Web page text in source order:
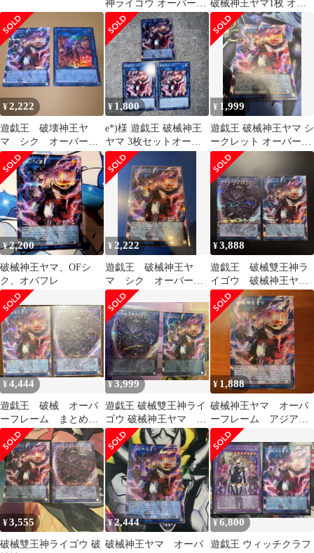
神ライゴウ オーバーフ
レーム
破械神王ヤマ1枚 オー
バーフレーム シークレ
ット
¥2,222
遊戯王 破壊神王ヤ
マ シク オーバーフ
レームシク
¥1,800
e*)様 遊戯王 破械神王
ヤマ 3枚セットオーバ
ーフレーム
¥ 1,999
遊戯王 破械神王ヤマ シ
ークレット オーバーフ
レーム
¥2,200
破械神王ヤマ、OFシ
ク、オバフレ
¥ 2,222
遊戯王 破械神王ヤ
マ シク オーバーフ
レームシク
¥3,888
遊戯王 破械雙王神ラ
イゴウ 破械神王ヤ
マ オーバーフレー
ム 2枚セット 日本版
¥4,444
遊戯王 破械 オーバ
ーフレーム まとめ売
り
¥3,999
遊戯王 破械雙王神ライ
ゴウ 破械神王ヤマ オ
ーバーフレームシーク
レット
¥ 1,888
破械神王ヤマ オーバ
ーフレーム アジアシ
ークレット ③
¥3,555
破械雙王神ライゴウ 破
¥2,444
破械神王ヤマ オーバ
¥6,800
遊戯王 ウィッチクラフ